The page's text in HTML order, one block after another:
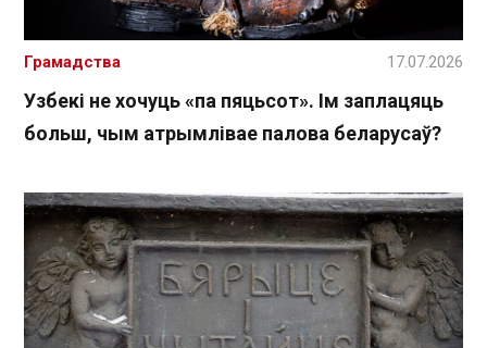
Узбекі не хочуць «па пяцьсот». Ім заплацяць
больш, чым атрымлівае палова беларусаў?
Грамадства 17.07.2026